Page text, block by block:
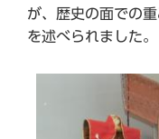
が、歴史の面での
を述べられました。